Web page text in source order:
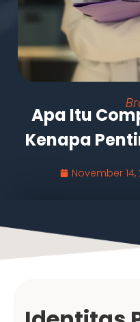
Apa Itu
Kenapa
November 14,